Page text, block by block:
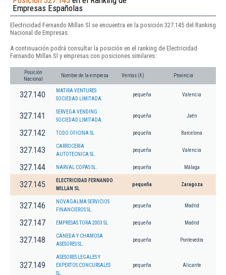
Empresas Españolas
Electricidad Fernando Millan Sl se encuentra en la posición 327.145 del Ranking
Nacional de Empresas.
A continuación podrá consultar la posición en el ranking de Electricidad
Fernando Millan Sl y empresas con posiciones similares:
Posición
Nacional
Nombre de la empresa Ventas (€) Provincia
327.140
MATIRA VENTURES
SOCIEDAD LIMITADA.
pequeña Valencia
327.141
SERVEGA VENDING
SOCIEDAD LIMITADA.
pequeña Jaén
327.142 TODO OFICINA SL pequeña Barcelona
327.143
CARROCERIA
AUTOTECNICA SL.
pequeña Valencia
327.144 NARVAL COPAS SL. pequeña Málaga
327.145
ELECTRICIDAD FERNANDO
MILLAN SL
pequeña Zaragoza
327.146
NOVAGALMA SERVICIOS
FINANCIEROS SL.
pequeña Madrid
327.147 EMPRESAS TORA 2003 SL pequeña Madrid
327.148
CANEDA Y CHAMOSA
ASESORES SL.
pequeña Pontevedra
327.149
ASESORES LEGALES Y
EXPERTOS CONCURSALES
SL.
pequeña Alicante